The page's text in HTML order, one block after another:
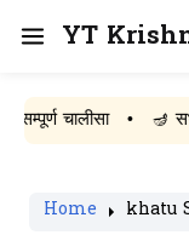
YT
चालीसा • 🪔 सभी
Home khatu